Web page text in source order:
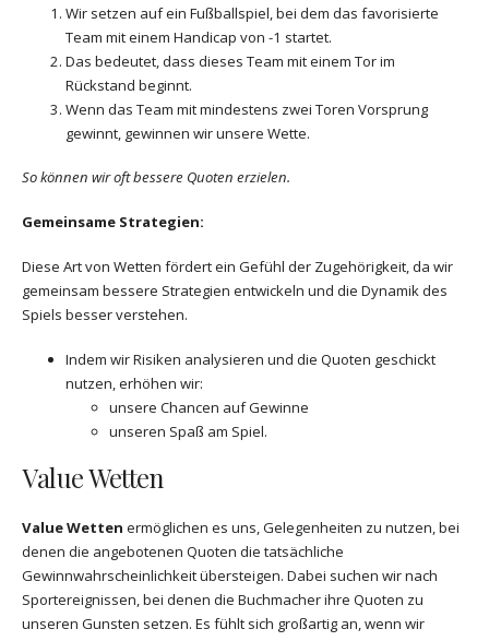
Wir setzen auf ein Fußballspiel, bei dem das favorisierte
Team mit einem Handicap von -1 startet.
Das bedeutet, dass dieses Team mit einem Tor im
Rückstand beginnt.
Wenn das Team mit mindestens zwei Toren Vorsprung
gewinnt, gewinnen wir unsere Wette.
So können wir oft bessere Quoten erzielen.
Gemeinsame Strategien:
Diese Art von Wetten fördert ein Gefühl der Zugehörigkeit, da wir
gemeinsam bessere Strategien entwickeln und die Dynamik des
Spiels besser verstehen.
Indem wir Risiken analysieren und die Quoten geschickt
nutzen, erhöhen wir:
unsere Chancen auf Gewinne
unseren Spaß am Spiel.
Value Wetten
Value Wetten ermöglichen es uns, Gelegenheiten zu nutzen, bei
denen die angebotenen Quoten die tatsächliche
Gewinnwahrscheinlichkeit übersteigen. Dabei suchen wir nach
Sportereignissen, bei denen die Buchmacher ihre Quoten zu
unseren Gunsten setzen. Es fühlt sich großartig an, wenn wir